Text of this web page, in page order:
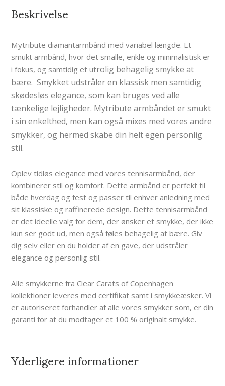
Beskrivelse
Mytribute diamantarmbånd med variabel længde. Et
smukt armbånd, hvor det smalle, enkle og minimalistisk er
i fokus, og samtidig et utrolig behagelig smykke at
bære. Smykket udstråler en klassisk men samtidig
skødesløs elegance, som kan bruges ved alle
tænkelige lejligheder. Mytribute armbåndet er smukt
i sin enkelthed, men kan også mixes med vores andre
smykker, og hermed skabe din helt egen personlig
stil.
Oplev tidløs elegance med vores tennisarmbånd, der
kombinerer stil og komfort. Dette armbånd er perfekt til
både hverdag og fest og passer til enhver anledning med
sit klassiske og raffinerede design. Dette tennisarmbånd
er det ideelle valg for dem, der ønsker et smykke, der ikke
kun ser godt ud, men også føles behagelig at bære. Giv
dig selv eller en du holder af en gave, der udstråler
elegance og personlig stil.
Alle smykkerne fra Clear Carats of Copenhagen
kollektioner leveres med certifikat samt i smykkeæsker. Vi
er autoriseret forhandler af alle vores smykker som, er din
garanti for at du modtager et 100 % originalt smykke.
Yderligere informationer